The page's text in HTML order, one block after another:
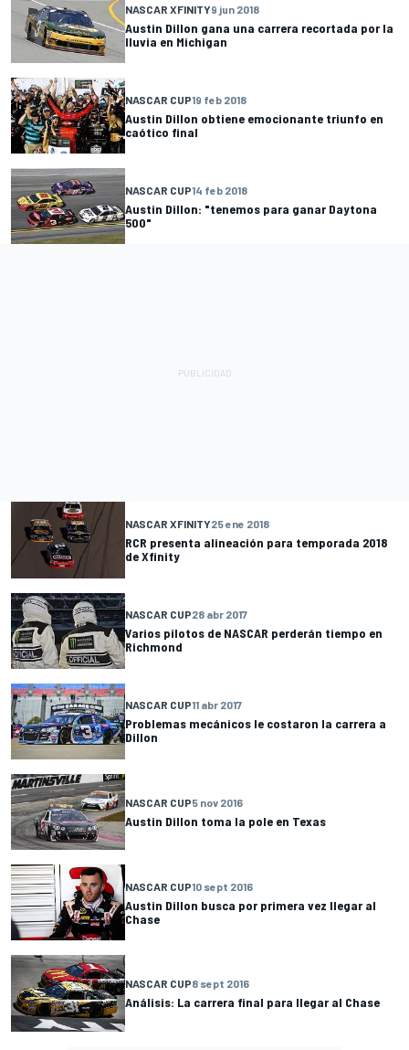
NASCAR XFINITY9 jun 2018
Austin Dillon gana una carrera recortada por la
lluvia en Michigan
NASCAR CUP19 feb 2018
Austin Dillon obtiene emocionante triunfo en
caótico final
NASCAR CUP14 feb 2018
Austin Dillon: "tenemos para ganar Daytona
500"
NASCAR XFINITY25 ene 2018
RCR presenta alineación para temporada 2018
de Xfinity
NASCAR CUP28 abr 2017
Varios pilotos de NASCAR perderán tiempo en
Richmond
NASCAR CUP11 abr 2017
Problemas mecánicos le costaron la carrera a
Dillon
NASCAR CUP5 nov 2016
Austin Dillon toma la pole en Texas
NASCAR CUP10 sept 2016
Austin Dillon busca por primera vez llegar al
Chase
NASCAR CUP8 sept 2016
Análisis: La carrera final para llegar al Chase